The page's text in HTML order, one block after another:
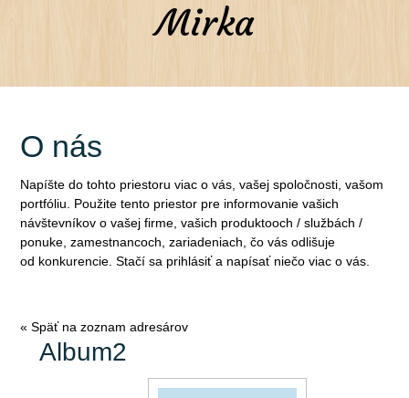
Mirka
O nás
Napíšte do tohto priestoru viac o vás, vašej spoločnosti, vašom
portfóliu. Použite tento priestor pre informovanie vašich
návštevníkov o vašej firme, vašich produktooch / službách /
ponuke, zamestnancoch, zariadeniach, čo vás odlišuje
od konkurencie. Stačí sa prihlásiť a napísať niečo viac o vás.
« Späť na zoznam adresárov
Album2